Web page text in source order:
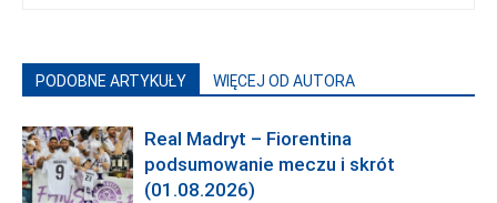
PODOBNE ARTYKUŁY WIĘCEJ OD AUTORA
Real Madryt – Fiorentina
podsumowanie meczu i skrót
(01.08.2026)